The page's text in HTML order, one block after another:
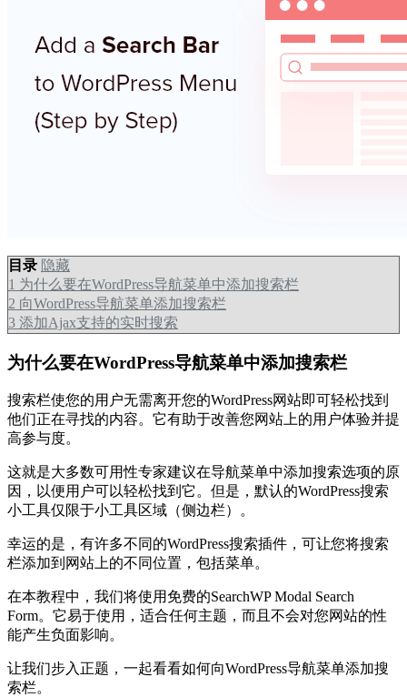
目录 隐藏
1 为什么要在WordPress导航菜单中添加搜索栏
2 向WordPress导航菜单添加搜索栏
3 添加Ajax支持的实时搜索
为什么要在WordPress导航菜单中添加搜索栏
搜索栏使您的用户无需离开您的WordPress网站即可轻松找到
他们正在寻找的内容。它有助于改善您网站上的用户体验并提
高参与度。
这就是大多数可用性专家建议在导航菜单中添加搜索选项的原
因，以便用户可以轻松找到它。但是，默认的WordPress搜索
小工具仅限于小工具区域（侧边栏）。
幸运的是，有许多不同的WordPress搜索插件，可让您将搜索
栏添加到网站上的不同位置，包括菜单。
在本教程中，我们将使用免费的SearchWP Modal Search
Form。它易于使用，适合任何主题，而且不会对您网站的性
能产生负面影响。
让我们步入正题，一起看看如何向WordPress导航菜单添加搜
索栏。